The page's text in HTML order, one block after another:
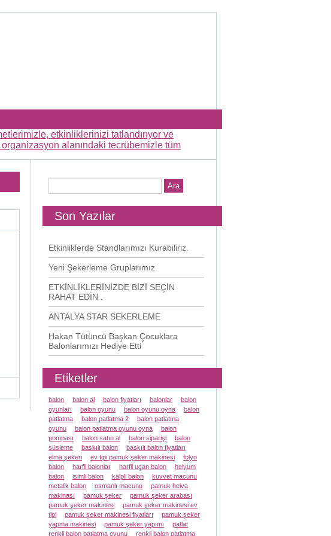
Son Yazılar
Etkinliklerde Standlarımızı Kurabiliriz.
Yeni Şekerleme Gruplarımız
ETKİNLİKLERİNİZDE BİZİ SEÇİN
RAHAT EDİN .
ANTALYA STAR SEKERLEME
Hakan Tütüncü Başkan Çocuklara
Balonlarımızı Hediye Etti
Etiketler
balon balon al balon fiyatları balonlar
balon
oyunları
balon oyunu balon oyunu oyna
balon
patlatma
balon patlatma 2
balon patlatma
oyunu
balon patlatma oyunu oyna
balon
pompası
balon satın al balon siparişi
balon
süsleme
baskılı balon
baskılı balon fiyatları
elma şekeri
ev tipi pamuk şeker makinesi
folyo
balon
harfli balonlar harfli uçan balon
helyum
balon
isimli balon kalpli balon
kuvvet macunu
metalik balon
osmanlı macunu
pamuk helva
makinası
pamuk şeker
pamuk şeker arabası
pamuk şeker makinesi
pamuk şeker makinesi ev
tipi
pamuk şeker makinesi fiyatları
pamuk şeker
yapma makinesi
pamuk şeker yapımı
patlat
renkli balon patlatma oyunu
renkli balon patlatma